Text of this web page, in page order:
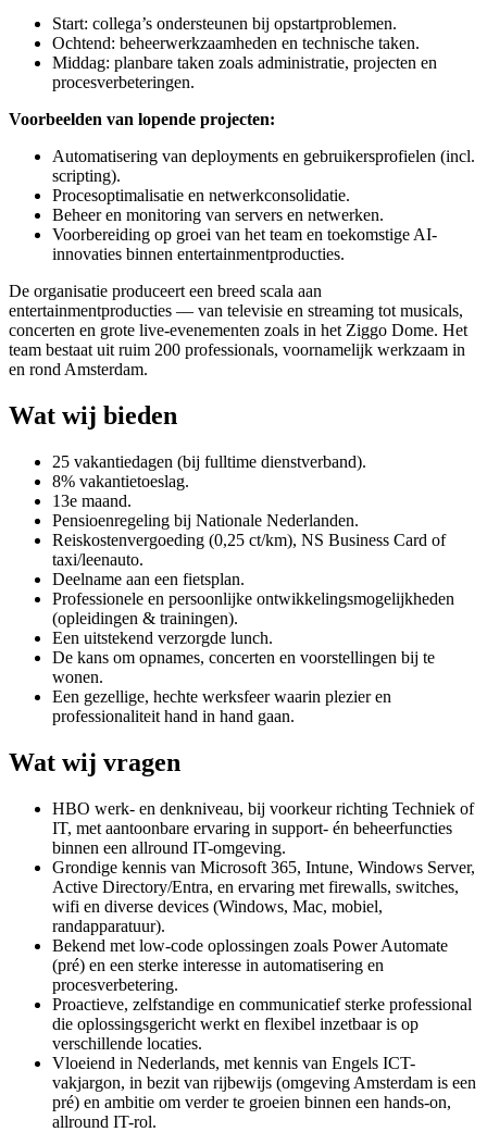
Start: collega’s ondersteunen bij opstartproblemen.
Ochtend: beheerwerkzaamheden en technische taken.
Middag: planbare taken zoals administratie, projecten en
procesverbeteringen.
Voorbeelden van lopende projecten:
Automatisering van deployments en gebruikersprofielen (incl.
scripting).
Procesoptimalisatie en netwerkconsolidatie.
Beheer en monitoring van servers en netwerken.
Voorbereiding op groei van het team en toekomstige AI-
innovaties binnen entertainmentproducties.
De organisatie produceert een breed scala aan
entertainmentproducties — van televisie en streaming tot musicals,
concerten en grote live-evenementen zoals in het Ziggo Dome. Het
team bestaat uit ruim 200 professionals, voornamelijk werkzaam in
en rond Amsterdam.
Wat wij bieden
25 vakantiedagen (bij fulltime dienstverband).
8% vakantietoeslag.
13e maand.
Pensioenregeling bij Nationale Nederlanden.
Reiskostenvergoeding (0,25 ct/km), NS Business Card of
taxi/leenauto.
Deelname aan een fietsplan.
Professionele en persoonlijke ontwikkelingsmogelijkheden
(opleidingen & trainingen).
Een uitstekend verzorgde lunch.
De kans om opnames, concerten en voorstellingen bij te
wonen.
Een gezellige, hechte werksfeer waarin plezier en
professionaliteit hand in hand gaan.
Wat wij vragen
HBO werk- en denkniveau, bij voorkeur richting Techniek of
IT, met aantoonbare ervaring in support- én beheerfuncties
binnen een allround IT-omgeving.
Grondige kennis van Microsoft 365, Intune, Windows Server,
Active Directory/Entra, en ervaring met firewalls, switches,
wifi en diverse devices (Windows, Mac, mobiel,
randapparatuur).
Bekend met low-code oplossingen zoals Power Automate
(pré) en een sterke interesse in automatisering en
procesverbetering.
Proactieve, zelfstandige en communicatief sterke professional
die oplossingsgericht werkt en flexibel inzetbaar is op
verschillende locaties.
Vloeiend in Nederlands, met kennis van Engels ICT-
vakjargon, in bezit van rijbewijs (omgeving Amsterdam is een
pré) en ambitie om verder te groeien binnen een hands-on,
allround IT-rol.